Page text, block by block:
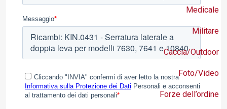
Medicale
Militare
Caccia/Outdoor
Foto/Video
Forze dell’ordine